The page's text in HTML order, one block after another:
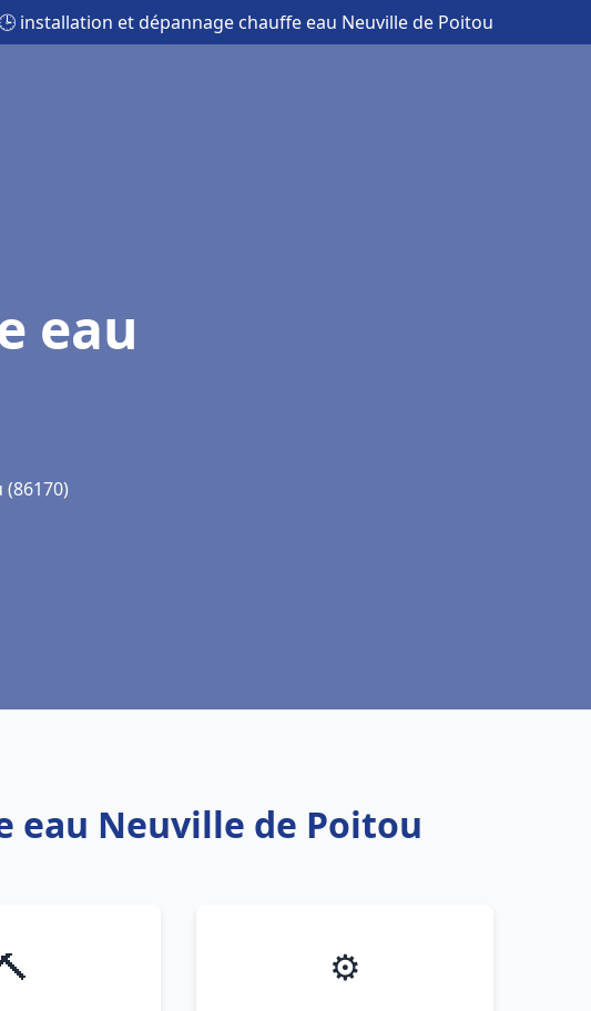
🕒 installation et dépannage chauffe eau Neuville de Poitou
eau
eau Neuville de Poitou
⚙️